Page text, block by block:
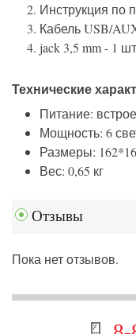
Инструкция по
Кабель USB/
jack 3,5 mm - 1
Технические
Питание:
Мощность: 6
Размеры:
Вес: 0,65 кг
Отзывы
Пока нет отзывов.